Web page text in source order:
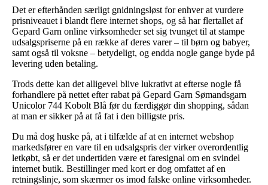
Det er efterhånden særligt gnidningsløst for enhver at vurdere
prisniveauet i blandt flere internet shops, og så har flertallet af
Gepard Garn online virksomheder set sig tvunget til at stampe
udsalgspriserne på en række af deres varer – til børn og babyer,
samt også til voksne – betydeligt, og endda nogle gange byde på
levering uden betaling.
Trods dette kan det alligevel blive lukrativt at efterse nogle få
forhandlere på nettet efter rabat på Gepard Garn Sømandsgarn
Unicolor 744 Kobolt Blå før du færdiggør din shopping, sådan
at man er sikker på at få fat i den billigste pris.
Du må dog huske på, at i tilfælde af at en internet webshop
markedsfører en vare til en udsalgspris der virker overordentlig
letkøbt, så er det undertiden være et faresignal om en svindel
internet butik. Bestillinger med kort er dog omfattet af en
retningslinje, som skærmer os imod falske online virksomheder.